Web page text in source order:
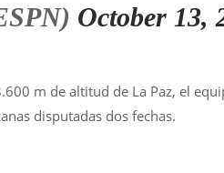
October 13,
m de altitud de La Paz, el
disputadas dos fechas.